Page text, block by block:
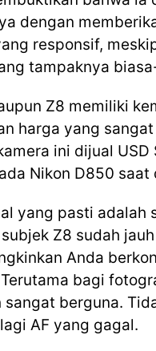
dengan
responsif,
tampaknya
Z8 memiliki
harga yang
ini dijual USD
Nikon D850 saat
yang pasti adalah
Z8 sudah
Anda
bagi
berguna.
AF yang gagal.